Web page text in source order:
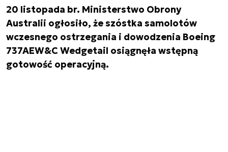
20 listopada br. Ministerstwo Obrony
Australii ogłosiło, że szóstka samolotów
wczesnego ostrzegania i dowodzenia Boeing
737AEW&C Wedgetail osiągnęła wstępną
gotowość operacyjną.